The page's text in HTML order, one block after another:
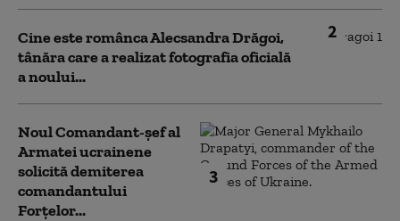
2
Cine este românca Alecsandra Drăgoi,
tânăra care a realizat fotografia oficială
a noului...
3
Noul Comandant-șef al
Armatei ucrainene
solicită demiterea
comandantului
Forțelor...